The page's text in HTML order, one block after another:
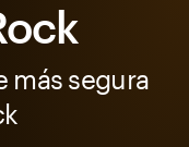
más segura